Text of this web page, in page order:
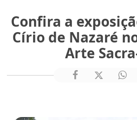
Confira a
Círio de Nazaré
Arte